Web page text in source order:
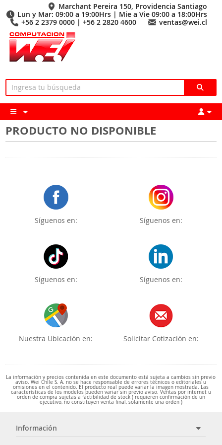
Marchant Pereira 150, Providencia Santiago
Lun y Mar: 09:00 a 19:00Hrs | Mie a Vie 09:00 a 18:00Hrs
+56 2 2379 0000 | +56 2 2820 4600
ventas@wei.cl
PRODUCTO NO DISPONIBLE
Síguenos en: Síguenos en:
Síguenos en: Síguenos en:
Nuestra Ubicación en: Solicitar Cotización en:
La información y precios contenida en este documento está sujeta a cambios sin previo
aviso. Wei Chile S. A. no se hace responsable de errores técnicos o editoriales u
omisiones en el contenido. El producto real puede variar la imagen mostrada. Las
características de los modelos pueden variar sin previo aviso. Ventas por internet u
orden de compra sujetas a factibilidad de stock ( requieren confirmación de un
ejecutivo, no constituyen venta final, solamente una orden )
Información